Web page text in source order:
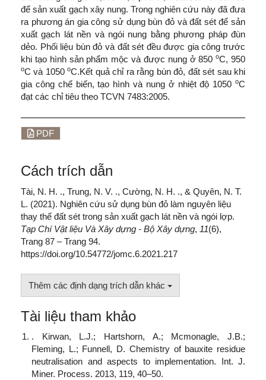
để sản xuất gạch xây nung. Trong nghiên cứu này đã đưa
ra phương án gia công sử dụng bùn đỏ và đất sét để sản
xuất gạch lát nền và ngói nung bằng phương pháp đùn
dẻo. Phối liệu bùn đỏ và đất sét đều được gia công trước
khi tạo hình sản phẩm mộc và được nung ở 850oC, 950
oC và 1050oC.Kết quả chỉ ra rằng bùn đỏ, đất sét sau khi
gia công chế biến, tạo hình và nung ở nhiệt độ 1050 oC
đạt các chỉ tiêu theo TCVN 7483:2005.
PDF
Cách trích dẫn
Tài, N. H. ., Trung, N. V. ., Cường, N. H. ., & Quyên, N. T.
L. (2021). Nghiên cứu sử dụng bùn đỏ làm nguyên liệu
thay thế đất sét trong sản xuất gạch lát nền và ngói lợp.
Tạp Chí Vật liệu Và Xây dựng - Bộ Xây dựng, 11(6),
Trang 87 – Trang 94.
https://doi.org/10.54772/jomc.6.2021.217
Thêm các định dạng trích dẫn khác
Tài liệu tham khảo
. Kirwan, L.J.; Hartshorn, A.; Mcmonagle, J.B.;
Fleming, L.; Funnell, D. Chemistry of bauxite residue
neutralisation and aspects to implementation. Int. J.
Miner. Process. 2013, 119, 40–50.